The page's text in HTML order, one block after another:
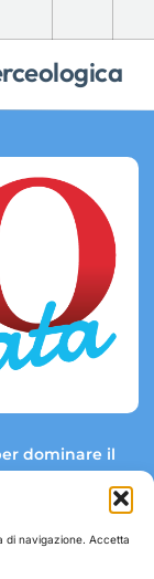
di navigazione. Accetta
dominare il